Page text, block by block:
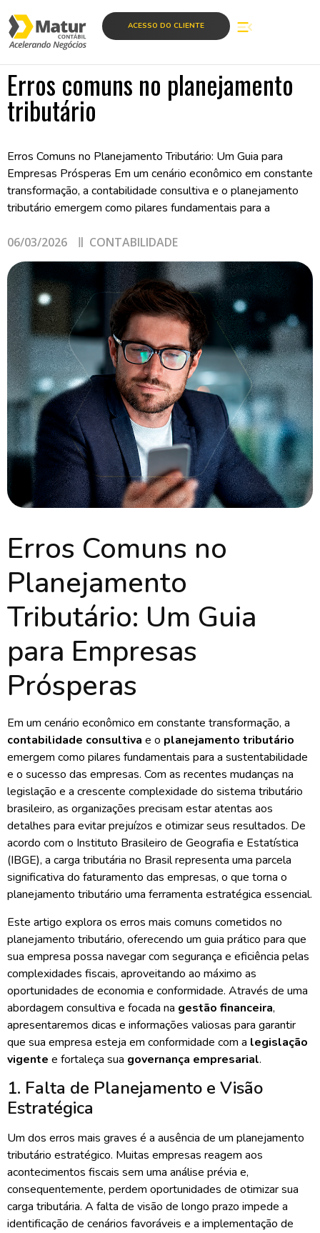
ACESSO DO CLIENTE
Erros comuns no planejamento
tributário
Erros Comuns no Planejamento Tributário: Um Guia para
Empresas Prósperas Em um cenário econômico em constante
transformação, a contabilidade consultiva e o planejamento
tributário emergem como pilares fundamentais para a
06/03/2026 CONTABILIDADE
Erros Comuns no
Planejamento
Tributário: Um Guia
para Empresas
Prósperas
Em um cenário econômico em constante transformação, a
contabilidade consultiva e o planejamento tributário
emergem como pilares fundamentais para a sustentabilidade
e o sucesso das empresas. Com as recentes mudanças na
legislação e a crescente complexidade do sistema tributário
brasileiro, as organizações precisam estar atentas aos
detalhes para evitar prejuízos e otimizar seus resultados. De
acordo com o Instituto Brasileiro de Geografia e Estatística
(IBGE), a carga tributária no Brasil representa uma parcela
significativa do faturamento das empresas, o que torna o
planejamento tributário uma ferramenta estratégica essencial.
Este artigo explora os erros mais comuns cometidos no
planejamento tributário, oferecendo um guia prático para que
sua empresa possa navegar com segurança e eficiência pelas
complexidades fiscais, aproveitando ao máximo as
oportunidades de economia e conformidade. Através de uma
abordagem consultiva e focada na gestão financeira,
apresentaremos dicas e informações valiosas para garantir
que sua empresa esteja em conformidade com a legislação
vigente e fortaleça sua governança empresarial.
1. Falta de Planejamento e Visão
Estratégica
Um dos erros mais graves é a ausência de um planejamento
tributário estratégico. Muitas empresas reagem aos
acontecimentos fiscais sem uma análise prévia e,
consequentemente, perdem oportunidades de otimizar sua
carga tributária. A falta de visão de longo prazo impede a
identificação de cenários favoráveis e a implementação de